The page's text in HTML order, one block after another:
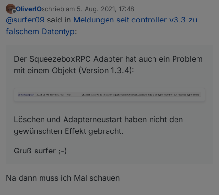
Löschen und Adapterneustart haben nicht den
gewünschten Effekt gebracht.
Offline
OliverIOschrieb am 5. Aug. 2021, 17:48
zuletzt editiert von
@surfer09 said in Meldungen seit controller v3.3 zu
falschem Datentyp:
Der SqueezeboxRPC Adapter hat auch ein Problem
mit einem Objekt (Version 1.3.4):
Löschen und Adapterneustart haben nicht den
gewünschten Effekt gebracht.
Gruß surfer ;-)
Na dann muss ich Mal schauen